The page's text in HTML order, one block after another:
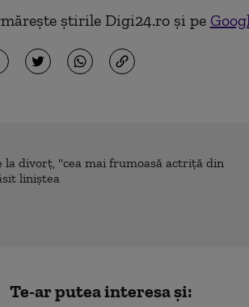
știrile Digi24.ro și pe
Te-ar putea interesa și: